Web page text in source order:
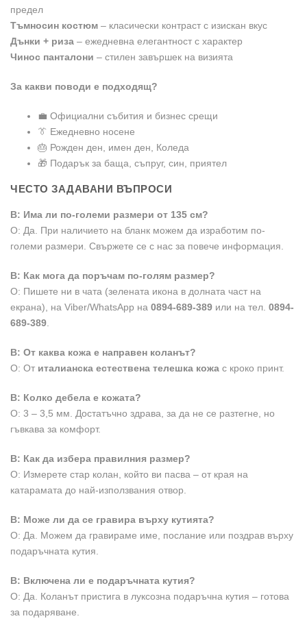
предел
Тъмносин костюм – класически контраст с изискан вкус
Дънки + риза – ежедневна елегантност с характер
Чинос панталони – стилен завършек на визията
За какви поводи е подходящ?
💼 Официални събития и бизнес срещи
👔 Ежедневно носене
🎂 Рожден ден, имен ден, Коледа
🎁 Подарък за баща, съпруг, син, приятел
ЧЕСТО ЗАДАВАНИ ВЪПРОСИ
В: Има ли по-големи размери от 135 см?
О: Да. При наличието на бланк можем да изработим по-
големи размери. Свържете се с нас за повече информация.
В: Как мога да поръчам по-голям размер?
О: Пишете ни в чата (зелената икона в долната част на
екрана), на Viber/WhatsApp на 0894-689-389 или на тел. 0894-
689-389
В: От каква кожа е направен коланът?
О: От италианска естествена телешка кожа с кроко принт.
В: Колко дебела е кожата?
О: 3 – 3,5 мм. Достатъчно здрава, за да не се разтегне, но
гъвкава за комфорт.
В: Как да избера правилния размер?
О: Измерете стар колан, който ви пасва – от края на
катарамата до най-използвания отвор.
В: Може ли да се гравира върху кутията?
О: Да. Можем да гравираме име, послание или поздрав върху
подаръчната кутия.
В: Включена ли е подаръчната кутия?
О: Да. Коланът пристига в луксозна подаръчна кутия – готова
за подаряване.